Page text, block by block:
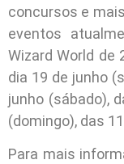
concursos e
eventos
Wizard World de
dia 19 de junho
junho (sábado),
(domingo), das
Para mais